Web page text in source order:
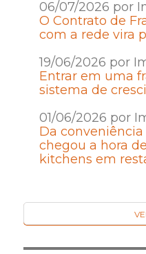
06/07/2026 por
O Contrato de
com a rede vira
19/06/2026 por
Entrar em uma
sistema de
01/06/2026 por
Da
chegou a hora
kitchens em